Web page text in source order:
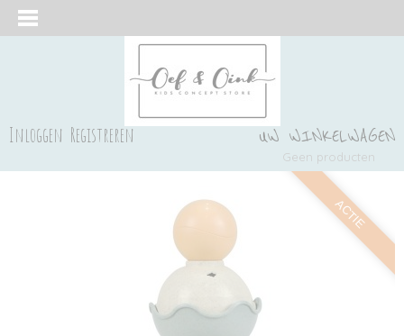
Inloggen Registreren UW WINKELWAGEN
Geen producten
ACTIE